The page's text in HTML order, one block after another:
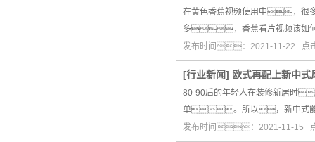
在黄色香蕉视频使用中，很
多，香蕉看片视频该如
发布时间：2021-11-22 点
[行业新闻] 欧式再配上新中
80-90后的年轻人在装修新居时
单。所以，新中式能
发布时间：2021-11-15